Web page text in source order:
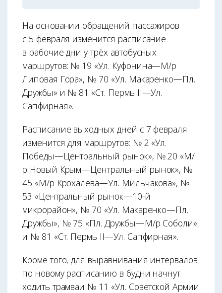
На основании обращений пассажиров
с 5 февраля изменится расписание
в рабочие дни у трёх автобусных
маршрутов: № 19 «Ул. Куфонина—М/р
Липовая Гора», № 70 «Ул. Макаренко—Пл.
Дружбы» и № 81 «Ст. Пермь II—Ул.
Сапфирная».
Расписание выходных дней с 7 февраля
изменится для маршрутов: № 2 «Ул.
Победы—Центральный рынок», № 20 «М/
р Новый Крым—Центральный рынок», №
45 «М/р Крохалева—Ул. Мильчакова», №
53 «Центральный рынок—10-й
микрорайон», № 70 «Ул. Макаренко—Пл.
Дружбы», № 75 «Пл. Дружбы—М/р Соболи»
и № 81 «Ст. Пермь II—Ул. Сапфирная».
Кроме того, для выравнивания интервалов
по новому расписанию в будни начнут
ходить трамваи № 11 «Ул. Советской Армии